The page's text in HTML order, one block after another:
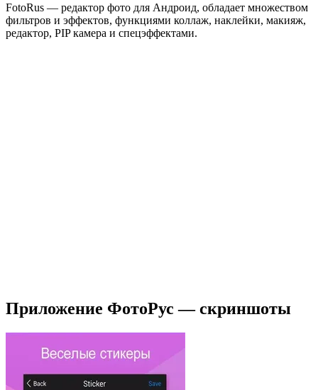
FotoRus — редактор фото для Андроид, обладает множеством
фильтров и эффектов, функциями коллаж, наклейки, макияж,
редактор, PIP камера и спецэффектами.
Приложение ФотоРус — скриншоты